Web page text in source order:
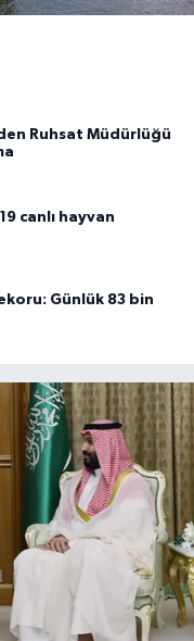
Ruhsat Müdürlüğü
canlı hayvan
Günlük 83 bin